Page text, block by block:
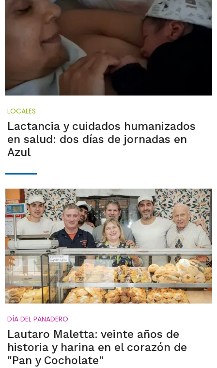
LOCALES
Lactancia y cuidados humanizados
en salud: dos días de jornadas en
Azul
DÍA DEL PANADERO
Lautaro Maletta: veinte años de
historia y harina en el corazón de
"Pan y Cocholate"